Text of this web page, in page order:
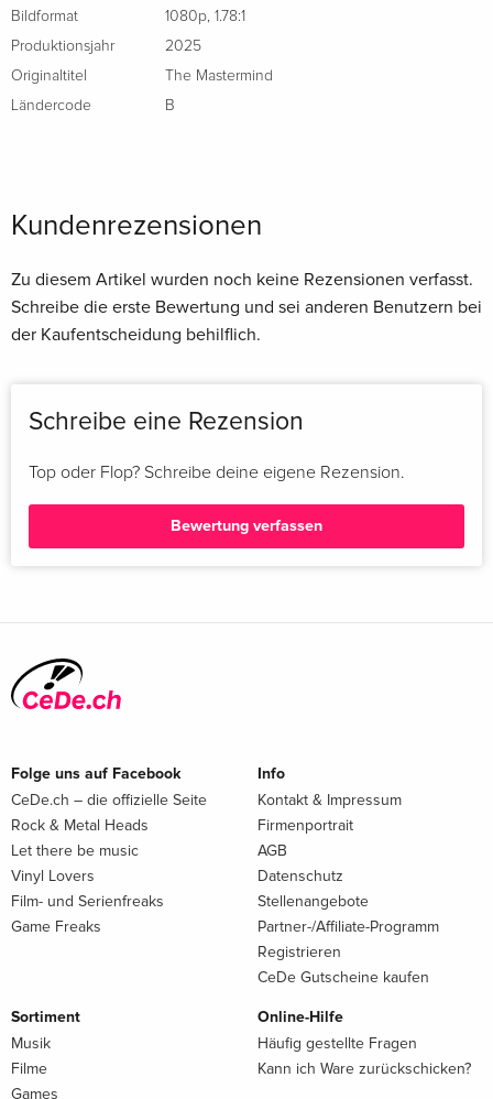
Bildformat
1080p, 1.78:1
Produktionsjahr
2025
Originaltitel
The Mastermind
Ländercode
B
Kundenrezensionen
Zu diesem Artikel wurden noch keine Rezensionen verfasst.
Schreibe die erste Bewertung und sei anderen Benutzern bei
der Kaufentscheidung behilflich.
Schreibe eine Rezension
Top oder Flop? Schreibe deine eigene Rezension.
Bewertung verfassen
Folge uns auf Facebook
CeDe.ch – die offizielle Seite
Rock & Metal Heads
Let there be music
Vinyl Lovers
Film- und Serienfreaks
Game Freaks
Info
Kontakt & Impressum
Firmenportrait
AGB
Datenschutz
Stellenangebote
Partner-/Affiliate-Programm
Registrieren
CeDe Gutscheine kaufen
Sortiment
Musik
Filme
Games
Online-Hilfe
Häufig gestellte Fragen
Kann ich Ware zurückschicken?